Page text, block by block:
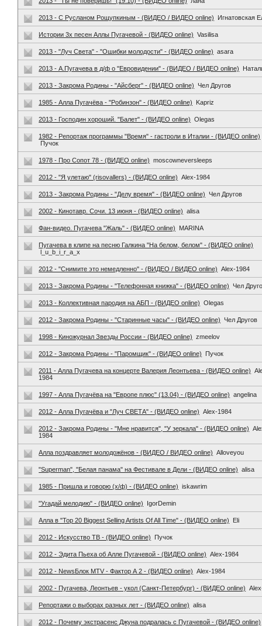
2013 - С Русланом Рощупкиным - (ВИДЕО / ВИДЕО online) Игнатовская
Истории 3х песен Аллы Пугачевой - (ВИДЕО online) Vasilisa
2013 - "Луч Света" - "Ошибки молодости" - (ВИДЕО online) asara
2013 - А.Пугачева в д/ф о "Евровидении" - (ВИДЕО / ВИДЕО online)
2013 - Закрома Родины - "Айсберг" - (ВИДЕО online) Чел Другов
1985 - Алла Пугачёва - "Робинзон" - (ВИДЕО online) Kapriz
2013 - Господин хороший. "Балет" - (ВИДЕО online) Olegas
1982 - Репортаж программы "Время" - гастроли в Италии - (ВИДЕО online)
Пучок
1978 - Про Сопот 78 - (ВИДЕО online) moscowneversleeps
2012 - "Я улетаю" (risovallers) - (ВИДЕО online) Alex-1984
2013 - Закрома Родины - "Делу время" - (ВИДЕО online) Чел Другов
2002 - Кинотавр. Сочи. 13 июня - (ВИДЕО online) alisa
Фан-видео. Пугачева "Жаль" - (ВИДЕО online) MARINA
Пугачева в клипе на песню Галкина "На белом, белом" - (ВИДЕО online)
l_u_b_i_r_a_x
2012 - "Снимите это немедленно" - (ВИДЕО / ВИДЕО online) Alex-1984
2013 - Закрома Родины - "Телефонная книжка" - (ВИДЕО online) Чел
2013 - Коллективная пародия на АБП - (ВИДЕО online) Olegas
2012 - Закрома Родины - "Старинные часы" - (ВИДЕО online) Чел Другов
1998 - Киножурнал Звезды России - (ВИДЕО online) zmeelov
2012 - Закрома Родины - "Паромщик" - (ВИДЕО online) Пучок
2011 - Алла Пугачева на концерте Валерия Леонтьева - (ВИДЕО online)
1984
1997 - Алла Пугачёва на "Европе плюс" (13.04) - (ВИДЕО online) angelina
2012 - Алла Пугачёва и "Луч СВЕТА" - (ВИДЕО online) Alex-1984
2012 - Закрома Родины - "Мне нравится", "У зеркала" - (ВИДЕО online)
1984
Алла поздравляет молодожёнов - (ВИДЕО / ВИДЕО online) Alloveyou
"Superman", "Белая панама" на Фестивале в Дели - (ВИДЕО online) alisa
1985 - Пришла и говорю (х/ф) - (ВИДЕО online) iskawrim
"Угадай мелодию" - (ВИДЕО online) IgorDemin
Алла в "Top 20 Biggest Selling Artists Of All Time" - (ВИДЕО online) Eli
2012 - Искусство ТВ - (ВИДЕО online) Пучок
2012 - Эдита Пьеха об Алле Пугачевой - (ВИДЕО online) Alex-1984
2012 - NewsБлок MTV - Фактор А 2 - (ВИДЕО online) Alex-1984
2002 - Пугачева, Леонтьев - укол (Санкт-Петербург) - (ВИДЕО online)
Репортажи о выборах разных лет - (ВИДЕО online) alisa
2012 - Почему экстрасенс Джуна подралась с Пугачевой - (ВИДЕО online)